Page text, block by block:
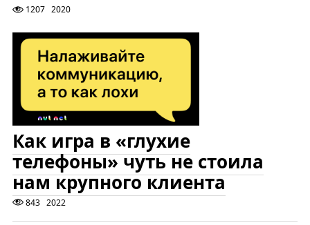
1207 2020
Как игра в «глухие
телефоны» чуть не стоила
нам крупного клиента
843 2022